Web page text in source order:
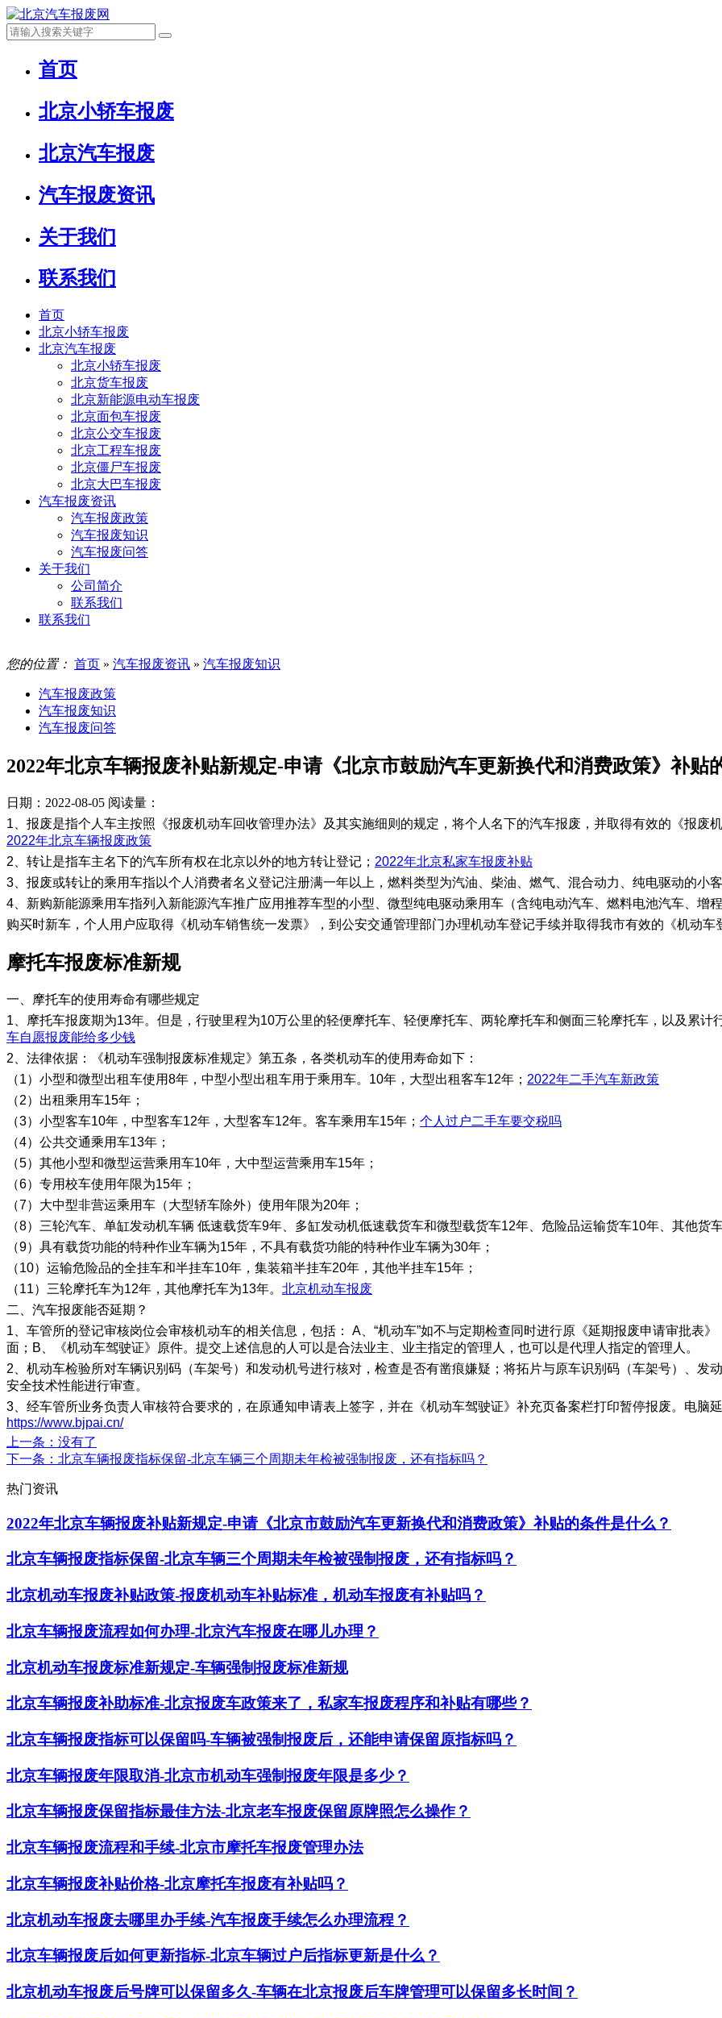
首页
北京小轿车报废
北京汽车报废
汽车报废资讯
关于我们
联系我们
首页
北京小轿车报废
北京汽车报废
北京小轿车报废
北京货车报废
北京新能源电动车报废
北京面包车报废
北京公交车报废
北京工程车报废
北京僵尸车报废
北京大巴车报废
汽车报废资讯
汽车报废政策
汽车报废知识
汽车报废问答
关于我们
公司简介
联系我们
联系我们
您的位置： 首页 » 汽车报废资讯 » 汽车报废知识
汽车报废政策
汽车报废知识
汽车报废问答
2022年北京车辆报废补贴新规定-申请《北京市鼓励汽车更新换代和消费政策》补贴
日期：2022-08-05 阅读量：
1、报废是指个人车主按照《报废机动车回收管理办法》及其实施细则的规定，将个人名下的汽车报废，并取得有效的《报废
2022年北京车辆报废政策
2、转让是指车主名下的汽车所有权在北京以外的地方转让登记； 2022年北京私家车报废补贴
3、报废或转让的乘用车指以个人消费者名义登记注册满一年以上，燃料类型为汽油、柴油、燃气、混合动力、纯电驱动的小
4、新购新能源乘用车指列入新能源汽车推广应用推荐车型的小型、微型纯电驱动乘用车（含纯电动汽车、燃料电池汽车、增
购买时新车，个人用户应取得《机动车销售统一发票》，到公安交通管理部门办理机动车登记手续并取得我市有效的《机动
摩托车报废标准新规
一、​摩托车的使用寿命有哪些规定
1、摩托车报废期为13年。但是，行驶里程为10万公里的轻便摩托车、轻便摩托车、两轮摩托车和侧面三轮摩托车，以及累
车自愿报废能给多少钱
2、法律依据：《机动车强制报废标准规定》第五条，各类机动车的使用寿命如下：
（1）小型和微型出租车使用8年，中型小型出租车用于乘用车。10年，大型出租客车12年； 2022年二手汽车新政策
（2）出租乘用车15年；
（3）小型客车10年，中型客车12年，大型客车12年。客车乘用车15年； 个人过户二手车要交税吗
（4）公共交通乘用车13年；
（5）其他小型和微型运营乘用车10年，大中型运营乘用车15年；
（6）专用校车使用年限为15年；
（7）大中型非营运乘用车（大型轿车除外）使用年限为20年；
（8）三轮汽车、单缸发动机车辆 低速载货车9年、多缸发动机低速载货车和微型载货车12年、危险品运输货车10年、其他货
（9）具有载货功能的特种作业车辆为15年，不具有载货功能的特种作业车辆为30年；
（10）运输危险品的全挂车和半挂车10年，集装箱半挂车20年，其他半挂车15年；
（11）三轮摩托车为12年，其他摩托车为13年。 北京机动车报废
二、汽车报废能否延期？
1、车管所的登记审核岗位会审核机动车的相关信息，包括： A、“机动车”如不与定期检查同时进行原《延期报废申请审批表
面；B、《机动车驾驶证》原件。提交上述信息的人可以是合法业主、业主指定的管理人，也可以是代理人指定的管理人。
2、机动车检验所对车辆识别码（车架号）和发动机号进行核对，检查是否有凿痕嫌疑；将拓片与原车识别码（车架号）、发
安全技术性能进行审查。
3、经车管所业务负责人审核符合要求的，在原通知申请表上签字，并在《机动车驾驶证》补充页备案栏打印暂停报废。电脑
https://www.bjpai.cn/
上一条 ：没有了
下一条 ：北京车辆报废指标保留-北京车辆三个周期未年检被强制报废，还有指标吗？
热门资讯
2022年北京车辆报废补贴新规定-申请《北京市鼓励汽车更新换代和消费政策》补贴的条件是什么？
北京车辆报废指标保留-北京车辆三个周期未年检被强制报废，还有指标吗？
北京机动车报废补贴政策-报废机动车补贴标准，机动车报废有补贴吗？
北京车辆报废流程如何办理-北京汽车报废在哪儿办理？
北京机动车报废标准新规定-车辆强制报废标准新规
北京车辆报废补助标准-北京报废车政策来了，私家车报废程序和补贴有哪些？
北京车辆报废指标可以保留吗-车辆被强制报废后，还能申请保留原指标吗？
北京车辆报废年限取消-北京市机动车强制报废年限是多少？
北京车辆报废保留指标最佳方法-北京老车报废保留原牌照怎么操作？
北京车辆报废流程和手续-北京市摩托车报废管理办法
北京车辆报废补贴价格-北京摩托车报废有补贴吗？
北京机动车报废去哪里办手续-汽车报废手续怎么办理流程？
北京车辆报废后如何更新指标-北京车辆过户后指标更新是什么？
北京机动车报废后号牌可以保留多久-车辆在北京报废后车牌管理可以保留多长时间？